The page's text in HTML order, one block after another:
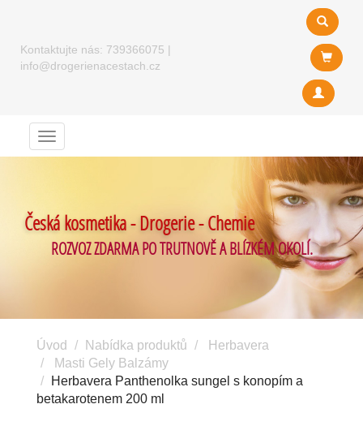
Kontaktujte nás: 739366075 |
info@drogerienacestach.cz
Menu
Česká kosmetika - Drogerie - Chemie
ROZVOZ ZDARMA PO TRUTNOVĚ A BLÍZKÉM OKOLÍ.
Úvod Nabídka produktů
Herbavera
Masti Gely Balzámy
Herbavera Panthenolka sungel s konopím a
betakarotenem 200 ml